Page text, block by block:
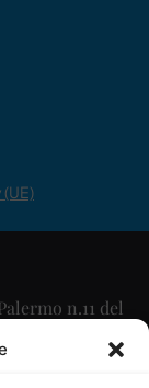
n.11 del